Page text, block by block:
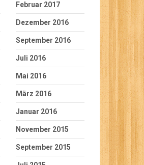
Februar 2017
Dezember 2016
September 2016
Juli 2016
Mai 2016
März 2016
Januar 2016
November 2015
September 2015